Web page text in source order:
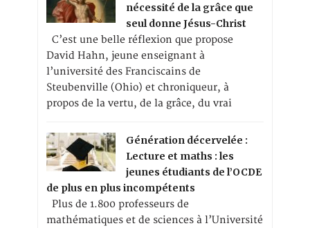
nécessité de la grâce que
seul donne Jésus-Christ
C’est une belle réflexion que propose
David Hahn, jeune enseignant à
l’université des Franciscains de
Steubenville (Ohio) et chroniqueur, à
propos de la vertu, de la grâce, du vrai
Génération décervelée :
Lecture et maths : les
jeunes étudiants de l’OCDE
de plus en plus incompétents
Plus de 1.800 professeurs de
mathématiques et de sciences à l’Université